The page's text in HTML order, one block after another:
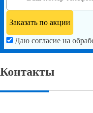
Даю согласие на
Контакты